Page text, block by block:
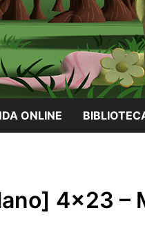
ONLINE
4×23 –